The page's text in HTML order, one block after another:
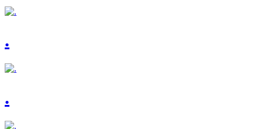
.
.